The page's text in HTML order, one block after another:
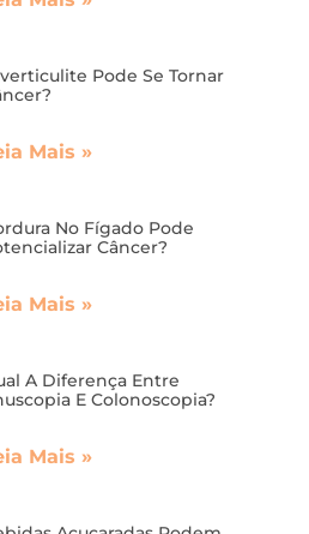
Pode Se Tornar
Mais »
No Fígado Pode
Câncer?
Mais »
A Diferença Entre
E Colonoscopia?
Mais »